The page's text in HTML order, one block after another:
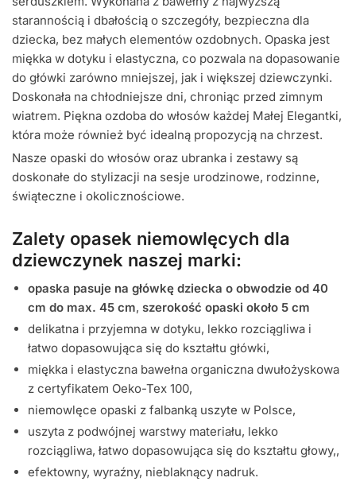
starannością i dbałością o szczegóły, bezpieczna dla
dziecka, bez małych elementów ozdobnych. Opaska jest
miękka w dotyku i elastyczna, co pozwala na dopasowanie
do główki zarówno mniejszej, jak i większej dziewczynki.
Doskonała na chłodniejsze dni, chroniąc przed zimnym
wiatrem. Piękna ozdoba do włosów każdej Małej Elegantki,
która może również być idealną propozycją na chrzest.
Nasze opaski do włosów oraz ubranka i zestawy są
doskonałe do stylizacji na sesje urodzinowe, rodzinne,
świąteczne i okolicznościowe.
Zalety opasek niemowlęcych dla
dziewczynek naszej marki:
opaska pasuje na główkę dziecka o obwodzie od 40
cm do max. 45 cm, szerokość opaski około 5 cm
delikatna i przyjemna w dotyku, lekko rozciągliwa i
łatwo dopasowująca się do kształtu główki,
miękka i elastyczna bawełna organiczna dwułożyskowa
z certyfikatem Oeko-Tex 100,
niemowlęce opaski z falbanką uszyte w Polsce,
uszyta z podwójnej warstwy materiału, lekko
rozciągliwa, łatwo dopasowująca się do kształtu głowy,,
efektowny, wyraźny, nieblaknący nadruk.